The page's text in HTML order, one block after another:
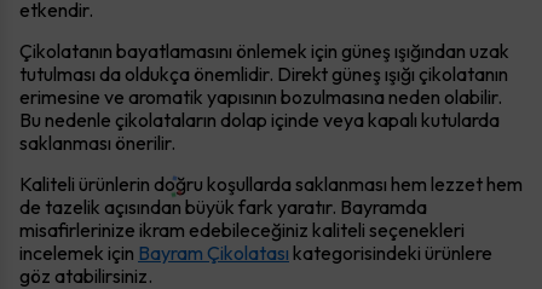
etkendir.
Çikolatanın bayatlamasını önlemek için güneş ışığından uzak
tutulması da oldukça önemlidir. Direkt güneş ışığı çikolatanın
erimesine ve aromatik yapısının bozulmasına neden olabilir.
Bu nedenle çikolataların dolap içinde veya kapalı kutularda
saklanması önerilir.
Kaliteli ürünlerin doğru koşullarda saklanması hem lezzet hem
de tazelik açısından büyük fark yaratır. Bayramda
misafirlerinize ikram edebileceğiniz kaliteli seçenekleri
incelemek için Bayram Çikolatası kategorisindeki ürünlere
göz atabilirsiniz.